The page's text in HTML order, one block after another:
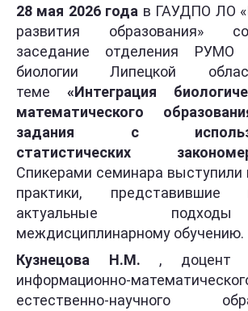
28 мая 2026 года в ГАУДПО ЛО
развития образования»
заседание отделения РУМО
биологии Липецкой
теме«Интеграция
математического
задания с
статистических
Спикерами семинара выступили
практики, представившие
актуальные
междисциплинарному обучению.
Кузнецова Н.М. , доцент
информационно-
естественно-научного